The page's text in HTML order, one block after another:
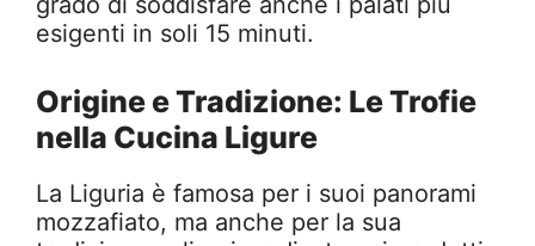
esigenti in soli 15 minuti.
Origine e Tradizione: Le Trofie
nella Cucina Ligure
La Liguria è famosa per i suoi panorami
mozzafiato, ma anche per la sua